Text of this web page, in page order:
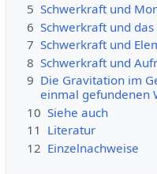
5 Schwerkraft und
6 Schwerkraft und
7 Schwerkraft und
8 Schwerkraft und
9 Die Gravitation im
einmal gefundenen
10 Siehe auch
11 Literatur
12 Einzelnachweise